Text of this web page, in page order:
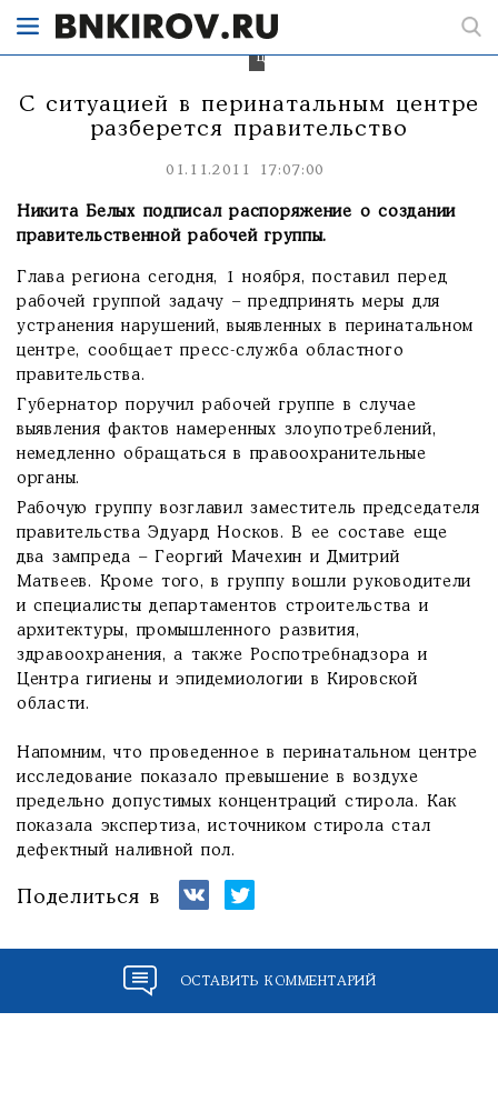
перинатальном
центре.
С ситуацией в перинатальным центре
разберется правительство
01.11.2011 17:07:00
Никита Белых подписал распоряжение о создании
правительственной рабочей группы.
Глава региона сегодня, 1 ноября, поставил перед
рабочей группой задачу – предпринять меры для
устранения нарушений, выявленных в перинатальном
центре, сообщает пресс-служба областного
правительства.
Губернатор поручил рабочей группе в случае
выявления фактов намеренных злоупотреблений,
немедленно обращаться в правоохранительные
органы.
Рабочую группу возглавил заместитель председателя
правительства Эдуард Носков. В ее составе еще
два зампреда – Георгий Мачехин и Дмитрий
Матвеев. Кроме того, в группу вошли руководители
и специалисты департаментов строительства и
архитектуры, промышленного развития,
здравоохранения, а также Роспотребнадзора и
Центра гигиены и эпидемиологии в Кировской
области.
Напомним, что проведенное в перинатальном центре
исследование показало превышение в воздухе
предельно допустимых концентраций стирола. Как
показала экспертиза, источником стирола стал
дефектный наливной пол.
Поделиться в
ОСТАВИТЬ КОММЕНТАРИЙ